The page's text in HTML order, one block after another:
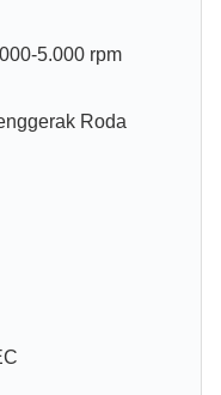
5.000 rpm
Roda